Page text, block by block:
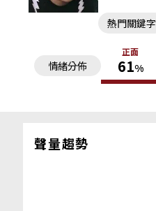
情緒分佈
正面
61%
熱門關鍵字
聲量趨勢